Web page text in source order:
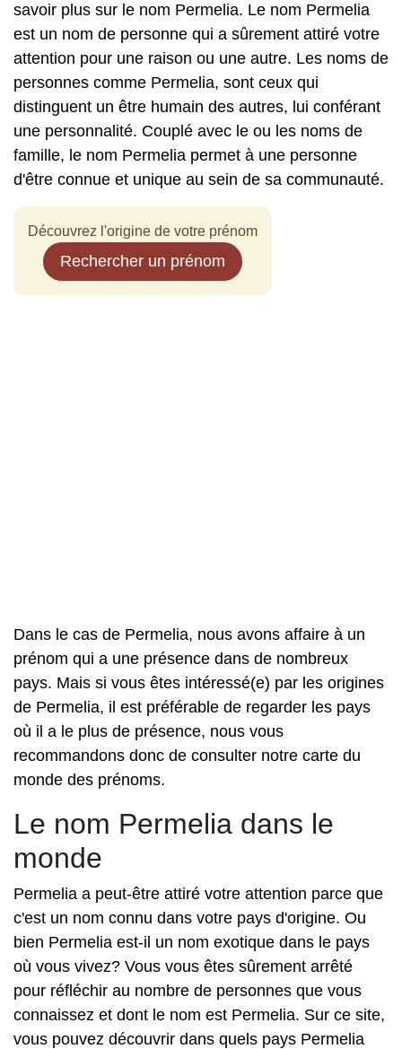
savoir plus sur le nom Permelia. Le nom Permelia
est un nom de personne qui a sûrement attiré votre
attention pour une raison ou une autre. Les noms de
personnes comme Permelia, sont ceux qui
distinguent un être humain des autres, lui conférant
une personnalité. Couplé avec le ou les noms de
famille, le nom Permelia permet à une personne
d'être connue et unique au sein de sa communauté.
Découvrez l'origine de votre prénom
Rechercher un prénom
Dans le cas de Permelia, nous avons affaire à un
prénom qui a une présence dans de nombreux
pays. Mais si vous êtes intéressé(e) par les origines
de Permelia, il est préférable de regarder les pays
où il a le plus de présence, nous vous
recommandons donc de consulter notre carte du
monde des prénoms.
Le nom Permelia dans le
monde
Permelia a peut-être attiré votre attention parce que
c'est un nom connu dans votre pays d'origine. Ou
bien Permelia est-il un nom exotique dans le pays
où vous vivez? Vous vous êtes sûrement arrêté
pour réfléchir au nombre de personnes que vous
connaissez et dont le nom est Permelia. Sur ce site,
vous pouvez découvrir dans quels pays Permelia